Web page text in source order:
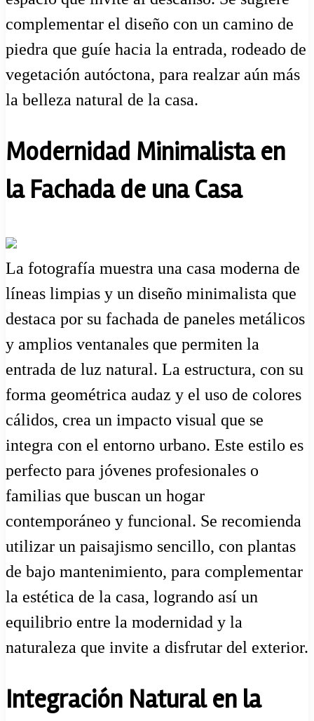
complementar el diseño con un camino de
piedra que guíe hacia la entrada, rodeado de
vegetación autóctona, para realzar aún más
la belleza natural de la casa.
Modernidad Minimalista en
la Fachada de una Casa
La fotografía muestra una casa moderna de
líneas limpias y un diseño minimalista que
destaca por su fachada de paneles metálicos
y amplios ventanales que permiten la
entrada de luz natural. La estructura, con su
forma geométrica audaz y el uso de colores
cálidos, crea un impacto visual que se
integra con el entorno urbano. Este estilo es
perfecto para jóvenes profesionales o
familias que buscan un hogar
contemporáneo y funcional. Se recomienda
utilizar un paisajismo sencillo, con plantas
de bajo mantenimiento, para complementar
la estética de la casa, logrando así un
equilibrio entre la modernidad y la
naturaleza que invite a disfrutar del exterior.
Integración Natural en la